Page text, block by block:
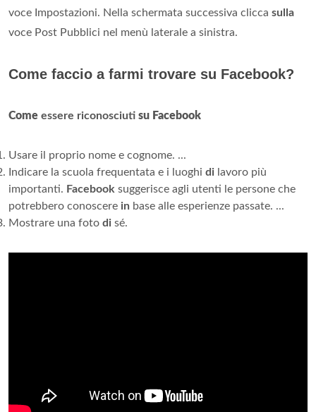
voce Impostazioni. Nella schermata successiva clicca sulla
voce Post Pubblici nel menù laterale a sinistra.
Come faccio a farmi trovare su Facebook?
Come essere riconosciuti su Facebook
Usare il proprio nome e cognome. ...
Indicare la scuola frequentata e i luoghi di lavoro più
importanti. Facebook suggerisce agli utenti le persone che
potrebbero conoscere in base alle esperienze passate. ...
Mostrare una foto di sé.